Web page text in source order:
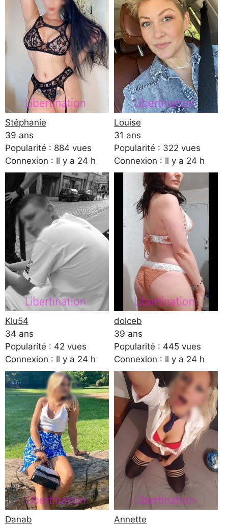
Stéphanie
39 ans
Popularité : 884 vues
Connexion : Il y a 24 h
Louise
31 ans
Popularité : 322 vues
Connexion : Il y a 24 h
Klu54
34 ans
Popularité : 42 vues
Connexion : Il y a 24 h
dolceb
39 ans
Popularité : 445 vues
Connexion : Il y a 24 h
Danab
Annette